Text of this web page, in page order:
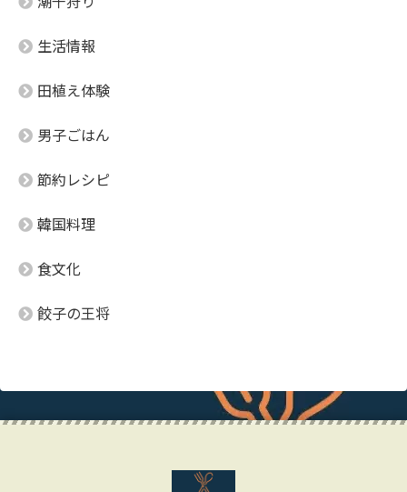
生活情報
田植え体験
男子ごはん
節約レシピ
韓国料理
食文化
餃子の王将